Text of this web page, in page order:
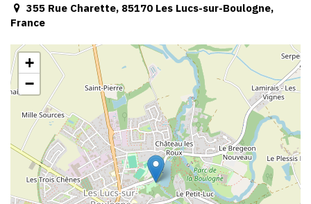
355 Rue Charette, 85170 Les Lucs-sur-Boulogne,
France
+
−